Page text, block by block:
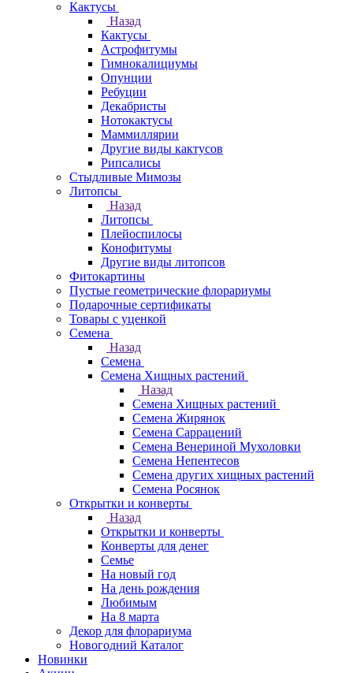
Кактусы
Назад
Кактусы
Астрофитумы
Гимнокалициумы
Опунции
Ребуции
Декабристы
Нотокактусы
Маммиллярии
Другие виды кактусов
Рипсалисы
Стыдливые Мимозы
Литопсы
Назад
Литопсы
Плейоспилосы
Конофитумы
Другие виды литопсов
Фитокартины
Пустые геометрические флорариумы
Подарочные сертификаты
Товары с уценкой
Семена
Назад
Семена
Семена Хищных растений
Назад
Семена Хищных растений
Семена Жирянок
Семена Саррацений
Семена Венериной Мухоловки
Семена Непентесов
Семена других хищных растений
Семена Росянок
Открытки и конверты
Назад
Открытки и конверты
Конверты для денег
Семье
На новый год
На день рождения
Любимым
На 8 марта
Декор для флорариума
Новогодний Каталог
Новинки